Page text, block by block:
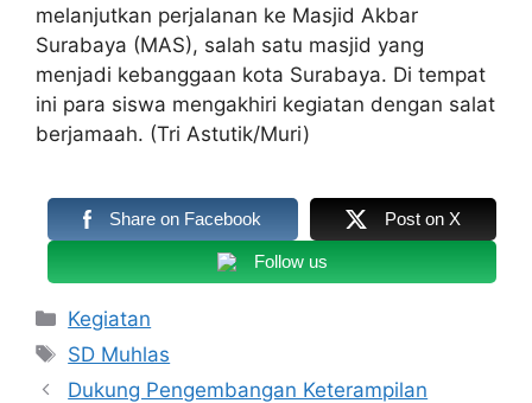
melanjutkan perjalanan ke Masjid Akbar
Surabaya (MAS), salah satu masjid yang
menjadi kebanggaan kota Surabaya. Di tempat
ini para siswa mengakhiri kegiatan dengan salat
berjamaah. (Tri Astutik/Muri)
Share on Facebook Post on X
Follow us
Kategori
Kegiatan
Tag
SD Muhlas
Dukung Pengembangan Keterampilan